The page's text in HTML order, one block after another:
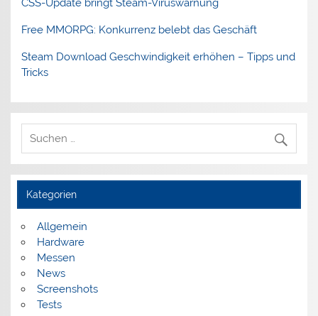
CSS-Update bringt Steam-Viruswarnung
Free MMORPG: Konkurrenz belebt das Geschäft
Steam Download Geschwindigkeit erhöhen – Tipps und
Tricks
Kategorien
Allgemein
Hardware
Messen
News
Screenshots
Tests